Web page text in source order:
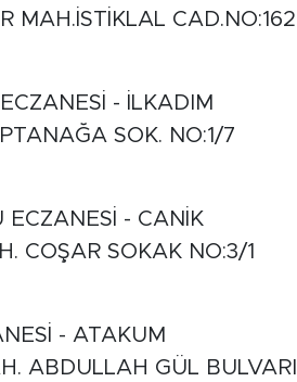
MAH.İSTİKLAL CAD.NO:162
- İLKADIM
SOK. NO:1/7
ECZANESİ - CANİK
COŞAR SOKAK NO:3/1
- ATAKUM
ABDULLAH GÜL